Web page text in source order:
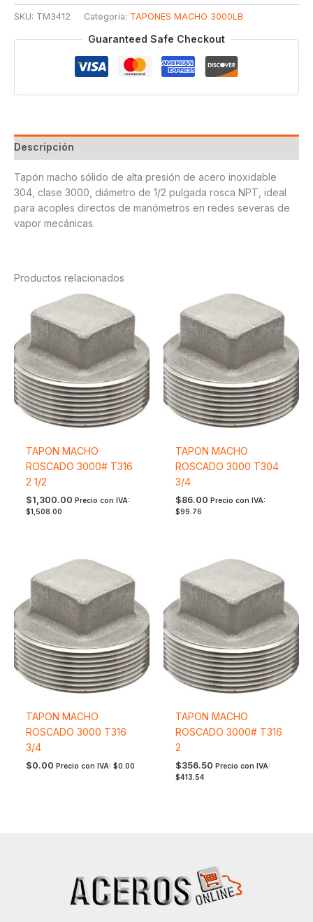
ROSCADO
3000#
T304
SKU: TM3412 Categoría: TAPONES MACHO 3000LB
Guaranteed Safe Checkout
Descripción
Tapón macho sólido de alta presión de acero inoxidable
304, clase 3000, diámetro de 1/2 pulgada rosca NPT, ideal
para acoples directos de manómetros en redes severas de
vapor mecánicas.
Productos relacionados
TAPON MACHO
ROSCADO 3000# T316
2 1/2
$1,300.00 Precio con IVA:
$1,508.00
TAPON MACHO
ROSCADO 3000 T304
3/4
$86.00 Precio con IVA:
$99.76
TAPON MACHO
ROSCADO 3000 T316
3/4
$0.00 Precio con IVA: $0.00
TAPON MACHO
ROSCADO 3000# T316
2
$356.50 Precio con IVA:
$413.54